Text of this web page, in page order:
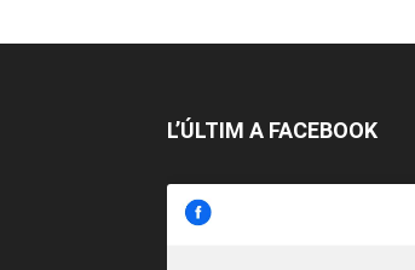
L’ÚLTIM A FACEBOOK